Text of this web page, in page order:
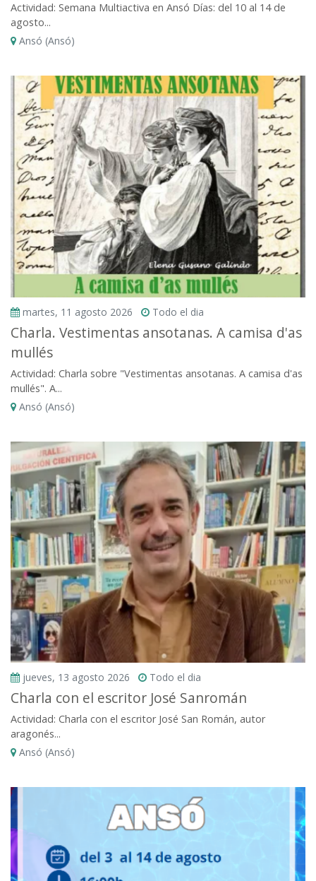
Actividad: Semana Multiactiva en Ansó Días: del 10 al 14 de
agosto...
Ansó (Ansó)
martes, 11 agosto 2026 Todo el dia
Charla. Vestimentas ansotanas. A camisa d'as
mullés
Actividad: Charla sobre "Vestimentas ansotanas. A camisa d'as
mullés". A...
Ansó (Ansó)
jueves, 13 agosto 2026 Todo el dia
Charla con el escritor José Sanromán
Actividad: Charla con el escritor José San Román, autor
aragonés...
Ansó (Ansó)